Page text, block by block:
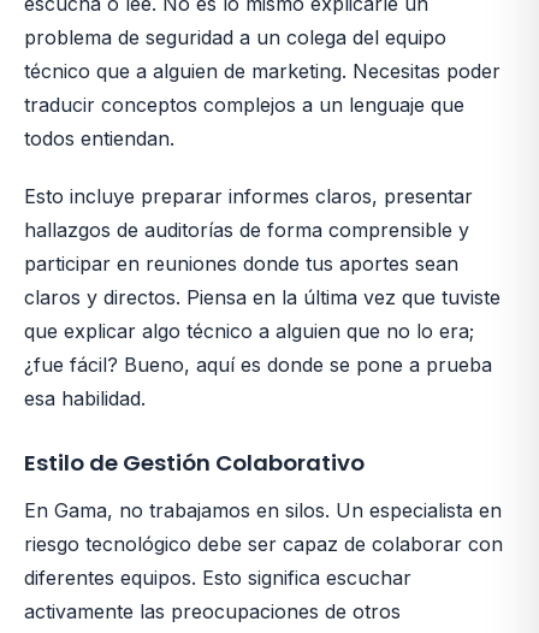
problema de seguridad a un colega del equipo
técnico que a alguien de marketing. Necesitas poder
traducir conceptos complejos a un lenguaje que
todos entiendan.
Esto incluye preparar informes claros, presentar
hallazgos de auditorías de forma comprensible y
participar en reuniones donde tus aportes sean
claros y directos. Piensa en la última vez que tuviste
que explicar algo técnico a alguien que no lo era;
¿fue fácil? Bueno, aquí es donde se pone a prueba
esa habilidad.
Estilo de Gestión Colaborativo
En Gama, no trabajamos en silos. Un especialista en
riesgo tecnológico debe ser capaz de colaborar con
diferentes equipos. Esto significa escuchar
activamente las preocupaciones de otros